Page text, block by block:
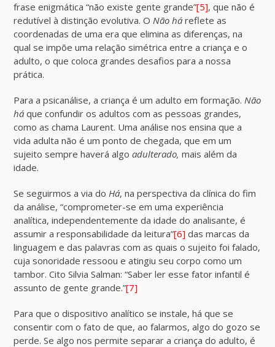
frase enigmática “não existe gente grande”[5], que não é
redutível à distinção evolutiva. ONão há reflete as
coordenadas de uma era que elimina as diferenças, na
qual se impõe uma relação simétrica entre a criança e o
adulto, o que coloca grandes desafios para a nossa
prática.
Para a psicanálise, a criança é um adulto em formação.Não
há que confundir os adultos com as pessoas grandes,
como as chama Laurent. Uma análise nos ensina que a
vida adulta não é um ponto de chegada, que em um
sujeito sempre haverá algoadulterado, mais além da
idade.
Se seguirmos a via doHá, na perspectiva da clínica do fim
da análise, “comprometer-se em uma experiência
analítica, independentemente da idade do analisante, é
assumir a responsabilidade da leitura”[6] das marcas da
linguagem e das palavras com as quais o sujeito foi falado,
cuja sonoridade ressoou e atingiu seu corpo como um
tambor. Cito Silvia Salman: “Saber ler esse fator infantil é
assunto de gente grande.”[7]
Para que o dispositivo analítico se instale, há que se
consentir com o fato de que, ao falarmos, algo do gozo se
perde. Se algo nos permite separar a criança do adulto, é